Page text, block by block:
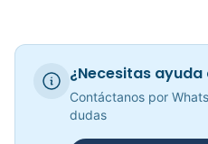
COP
¿Necesitas
Contáctanos por
dudas